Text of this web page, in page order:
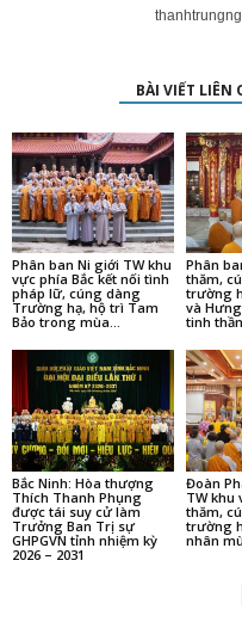
BÀI VIẾT LIÊN
Phân ban Ni giới TW khu
vực phía Bắc kết nối tình
pháp lữ, cúng dàng
Trường hạ, hộ trì Tam
Bảo trong mùa...
Phân
thăm,
trường
và
tinh
Bắc Ninh: Hòa thượng
Thích Thanh Phụng
được tái suy cử làm
Trưởng Ban Trị sự
GHPGVN tỉnh nhiệm kỳ
2026 – 2031
Đoàn
TW khu
thăm,
trường
nhân